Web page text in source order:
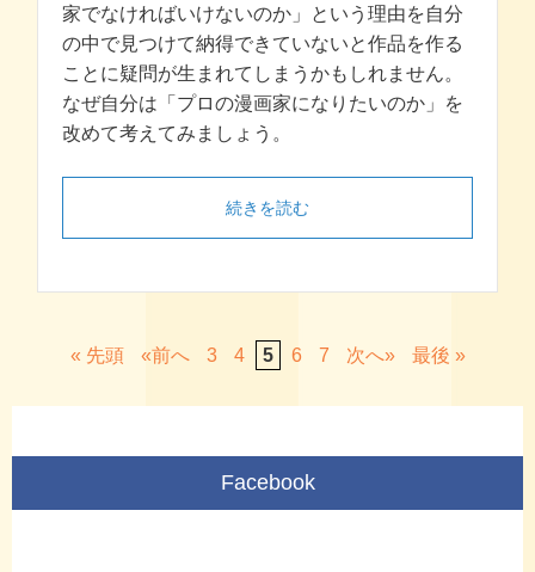
家でなければいけないのか」という理由を自分
の中で見つけて納得できていないと作品を作る
ことに疑問が生まれてしまうかもしれません。
なぜ自分は「プロの漫画家になりたいのか」を
改めて考えてみましょう。
続きを読む
« 先頭 « 3 4 5 6 7 » 最後 »
Facebook